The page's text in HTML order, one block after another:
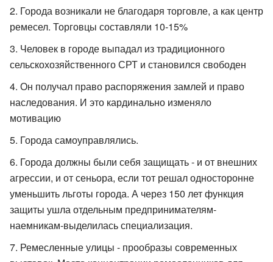
Города возникали не благодаря торговле, а как центр
ремесел. Торговцы составляли 10-15%
Человек в городе выпадал из традиционного
сельскохозяйственного СРТ и становился свободен
Он получал право распоряжения замлей и право
наследования. И это кардинально изменяло
мотивацию
Города самоуправлялись.
Города должны были себя защищать - и от внешних
агрессии, и от сеньора, если тот решал односторонне
уменьшить льготы города. А через 150 лет функция
защиты ушла отдельным предпринимателям-
наемникам-выделилась специализация.
Ремесленные улицы - прообразы современных